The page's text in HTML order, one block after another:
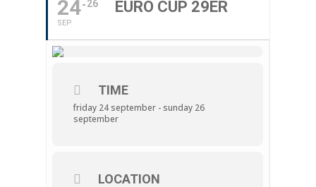
24
SEP
26 EURO CUP 29ER
TIME
friday 24 september - sunday 26
september
LOCATION